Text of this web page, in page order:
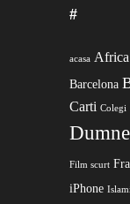
#
acasa Africa
Barcelona
Carti Colegi
Film scurt
iPhone